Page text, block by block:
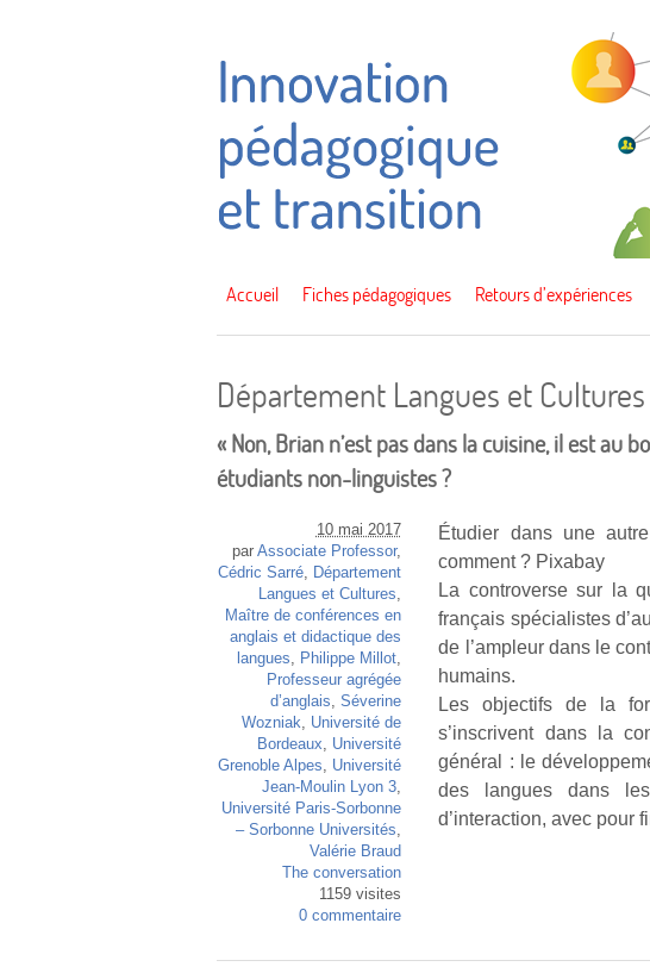
Accueil Fiches pédagogiques Retours d’expériences
Département Langues et Cultures
« Non, Brian n’est pas dans la cuisine, il est
étudiants non-linguistes ?
Étudier dans une
comment ? Pixabay
La controverse sur la
français spécialistes
de l’ampleur dans le
humains.
Les objectifs de la
s’inscrivent dans la
général : le
des langues dans
d’interaction, avec pour
10 mai 2017
par Associate Professor,
Cédric Sarré,
Département
Langues et Cultures
Maître de conférences en
anglais et didactique des
langues
Philippe Millot,
Professeur agrégée
d’anglais
Séverine
Wozniak
Université de
Bordeaux
Université
Grenoble Alpes
Université
Jean-Moulin Lyon 3,
Université Paris-Sorbonne
– Sorbonne Universités
Valérie Braud
The conversation
1159 visites
0 commentaire